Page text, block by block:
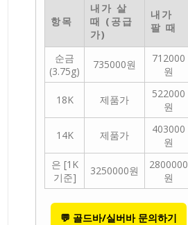
항목
내가 살
때 (공급
가)
내가
팔 때
순금
(3.75g)
735000원
712000
원
18K 제품가
522000
원
14K 제품가
403000
원
은 [1K
기준]
3250000원
2800000
원
💬 골드바/실버바 문의하기